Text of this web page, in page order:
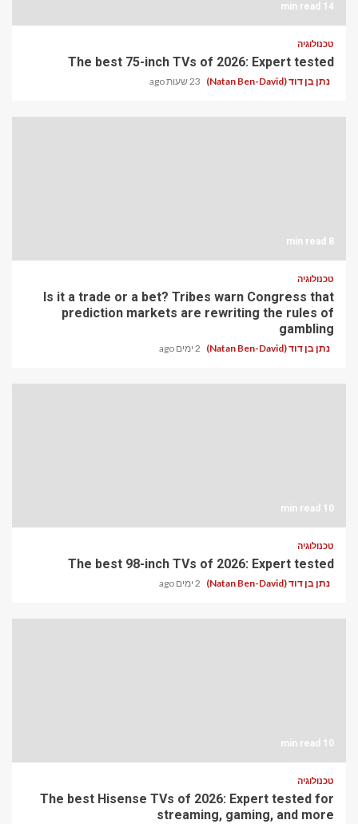
14 min read
טכנולוגיה
The best 75-inch TVs of 2026: Expert tested
נתן בן דוד (Natan Ben-David) 23 שעות ago
8 min read
טכנולוגיה
Is it a trade or a bet? Tribes warn Congress that
prediction markets are rewriting the rules of
gambling
נתן בן דוד (Natan Ben-David) 2 ימים ago
10 min read
טכנולוגיה
The best 98-inch TVs of 2026: Expert tested
נתן בן דוד (Natan Ben-David) 2 ימים ago
10 min read
טכנולוגיה
The best Hisense TVs of 2026: Expert tested for
streaming, gaming, and more